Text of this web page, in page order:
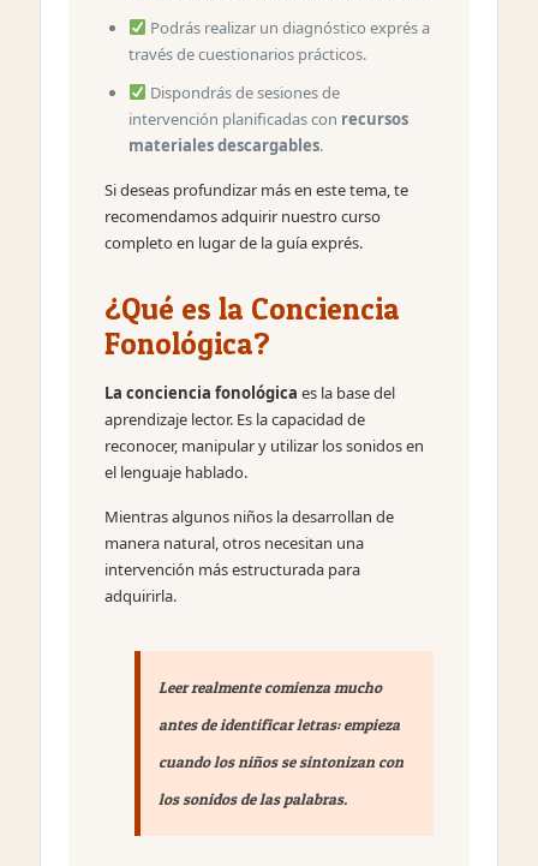
Podrás realizar un diagnóstico exprés a
través de cuestionarios prácticos.
Dispondrás de sesiones de
intervención planificadas con recursos
materiales descargables.
Si deseas profundizar más en este tema, te
recomendamos adquirir nuestro curso
completo en lugar de la guía exprés.
¿Qué es la Conciencia
Fonológica?
La conciencia fonológica es la base del
aprendizaje lector. Es la capacidad de
reconocer, manipular y utilizar los sonidos en
el lenguaje hablado.
Mientras algunos niños la desarrollan de
manera natural, otros necesitan una
intervención más estructurada para
adquirirla.
Leer realmente comienza mucho
antes de identificar letras: empieza
cuando los niños se sintonizan con
los sonidos de las palabras.